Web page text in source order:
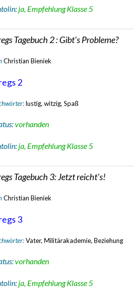
ja, Empfehlung Klasse 5
Tagebuch 2 : Gibt's Probleme?
Christian Bieniek
2
lustig, witzig, Spaß
vorhanden
ja, Empfehlung Klasse 5
Tagebuch 3: Jetzt reicht's!
Christian Bieniek
3
Vater, Militärakademie, Beziehung
vorhanden
ja, Empfehlung Klasse 5